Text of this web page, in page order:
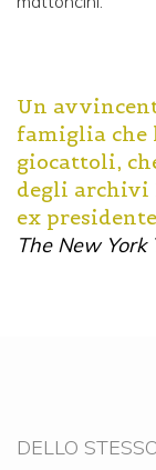
Un
famiglia che
giocattoli,
degli archivi
ex
The New York
DELLO